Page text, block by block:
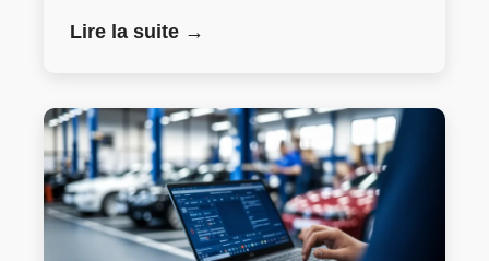
Lire la suite →